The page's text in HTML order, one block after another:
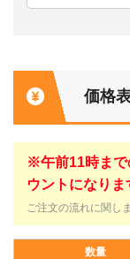
価格
※午前11時まで
ウントになりま
ご注文の流れに関し
数量